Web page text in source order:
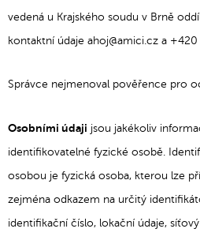
vedená u Krajského soudu v Brně
kontaktní údaje ahoj@amici.cz a
Správce nejmenoval pověřence pro
Osobními údaji jsou jakékoliv
identifikovatelné fyzické osobě.
osobou je fyzická osoba, kterou lze
zejména odkazem na určitý
identifikační číslo, lokační údaje,